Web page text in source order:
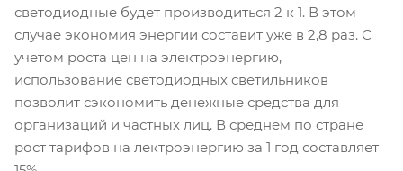
светодиодные будет производиться 2 к 1. В этом
случае экономия энергии составит уже в 2,8 раз. С
учетом роста цен на электроэнергию,
использование светодиодных светильников
позволит сэкономить денежные средства для
организаций и частных лиц. В среднем по стране
рост тарифов на лектроэнергию за 1 год составляет